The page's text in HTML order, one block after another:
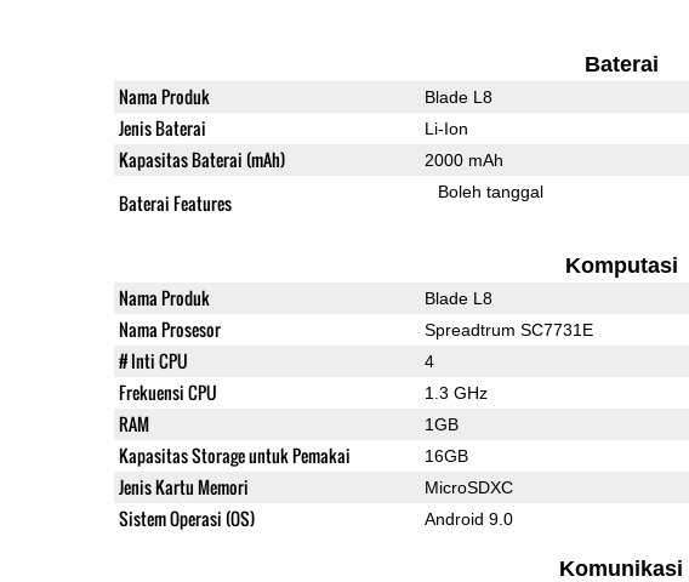
Baterai
Nama Produk Blade L8
Jenis Baterai Li-Ion
Kapasitas Baterai (mAh) 2000 mAh
Baterai Features Boleh tanggal
Komputasi
Nama Produk Blade L8
Nama Prosesor Spreadtrum SC7731E
# Inti CPU 4
Frekuensi CPU 1.3 GHz
RAM 1GB
Kapasitas Storage untuk Pemakai 16GB
Jenis Kartu Memori MicroSDXC
Sistem Operasi (OS) Android 9.0
Komunikasi